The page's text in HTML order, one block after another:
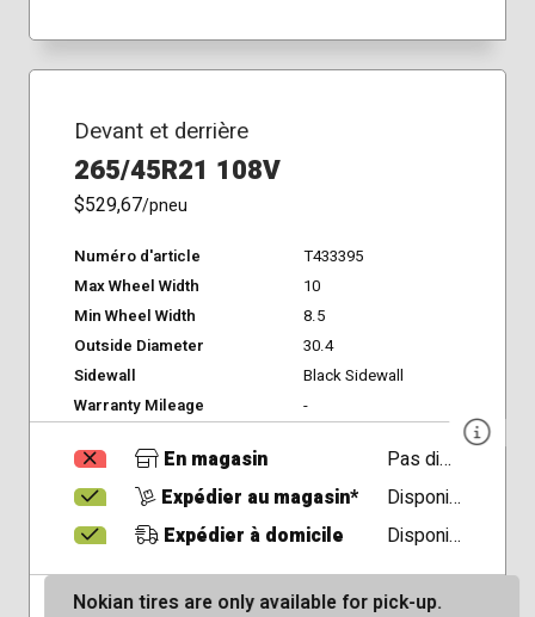
Devant et derrière
265/45R21 108V
$529,67/pneu
Numéro d'article
T433395
Max Wheel Width
10
Min Wheel Width
8.5
Outside Diameter
30.4
Sidewall
Black Sidewall
Warranty Mileage
-
En magasin
Pas disponible
Expédier au magasin*
Disponible
Expédier à domicile
Disponible
Nokian tires are only available for pick-up.